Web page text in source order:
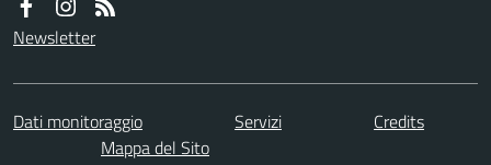
Newsletter
Dati monitoraggio Servizi
Credits
Mappa del Sito